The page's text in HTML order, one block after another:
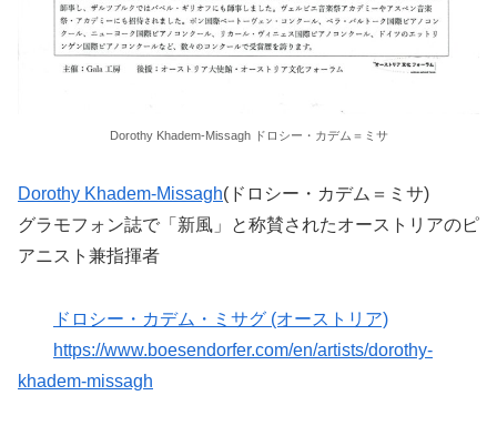
Dorothy Khadem-Missagh ドロシー・カデム＝ミサ
Dorothy Khadem-Missagh(ドロシー・カデム＝ミサ)
グラモフォン誌で「新風」と称賛されたオーストリアのピ
アニスト兼指揮者
ドロシー・カデム・ミサグ (オーストリア)
https://www.boesendorfer.com/en/artists/dorothy-
khadem-missagh